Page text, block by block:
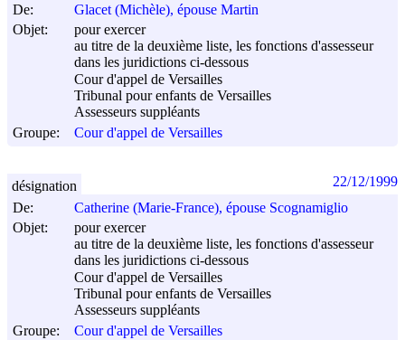
De:
Glacet (Michèle), épouse Martin
Objet:
pour exercer
au titre de la deuxième liste, les fonctions d'assesseur
dans les juridictions ci-dessous
Cour d'appel de Versailles
Tribunal pour enfants de Versailles
Assesseurs suppléants
Groupe:
Cour d'appel de Versailles
De:
Catherine (Marie-France), épouse Scognamiglio
Objet:
pour exercer
au titre de la deuxième liste, les fonctions d'assesseur
dans les juridictions ci-dessous
Cour d'appel de Versailles
Tribunal pour enfants de Versailles
Assesseurs suppléants
Groupe:
Cour d'appel de Versailles
désignation 22/12/1999